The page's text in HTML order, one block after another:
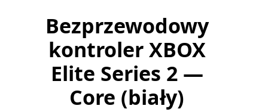
Bezprzewodowy
kontroler XBOX
Elite Series 2 —
Core (biały)